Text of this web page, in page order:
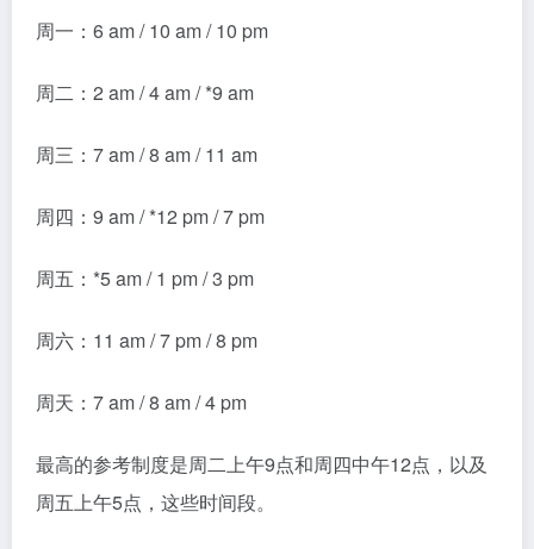
周一：6 am / 10 am / 10 pm
周二：2 am / 4 am / *9 am
周三：7 am / 8 am / 11 am
周四：9 am / *12 pm / 7 pm
周五：*5 am / 1 pm / 3 pm
周六：11 am / 7 pm / 8 pm
周天：7 am / 8 am / 4 pm
最高的参考制度是周二上午9点和周四中午12点，以及
周五上午5点，这些时间段。